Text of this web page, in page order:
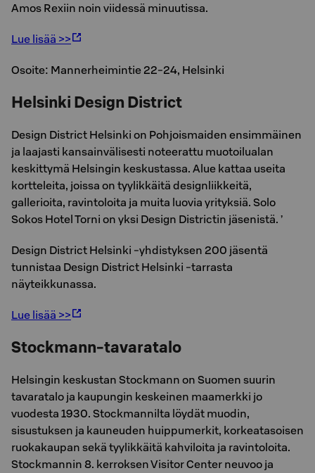
Amos Rexiin noin viidessä minuutissa.
Lue lisää >>
Osoite: Mannerheimintie 22-24, Helsinki
Helsinki Design District
Design District Helsinki on Pohjoismaiden ensimmäinen
ja laajasti kansainvälisesti noteerattu muotoilualan
keskittymä Helsingin keskustassa. Alue kattaa useita
kortteleita, joissa on tyylikkäitä designliikkeitä,
gallerioita, ravintoloita ja muita luovia yrityksiä. Solo
Sokos Hotel Torni on yksi Design Districtin jäsenistä. ’
Design District Helsinki -yhdistyksen 200 jäsentä
tunnistaa Design District Helsinki -tarrasta
näyteikkunassa.
Lue lisää >>
Stockmann-tavaratalo
Helsingin keskustan Stockmann on Suomen suurin
tavaratalo ja kaupungin keskeinen maamerkki jo
vuodesta 1930. Stockmannilta löydät muodin,
sisustuksen ja kauneuden huippumerkit, korkeatasoisen
ruokakaupan sekä tyylikkäitä kahviloita ja ravintoloita.
Stockmannin 8. kerroksen Visitor Center neuvoo ja